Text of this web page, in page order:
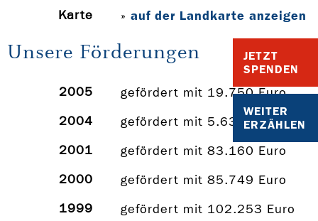
JETZT
SPENDEN
WEITER
ERZÄHLEN
Karte
» auf der Landkarte anzeigen
Unsere Förderungen
2005
gefördert mit 19.750 Euro
2004
gefördert mit 5.635 Euro
2001
gefördert mit 83.160 Euro
2000
gefördert mit 85.749 Euro
1999
gefördert mit 102.253 Euro